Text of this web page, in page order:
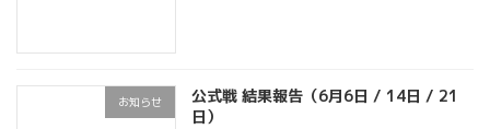
お知らせ
公式戦 結果報告（6月6日 / 14日 / 21
日）